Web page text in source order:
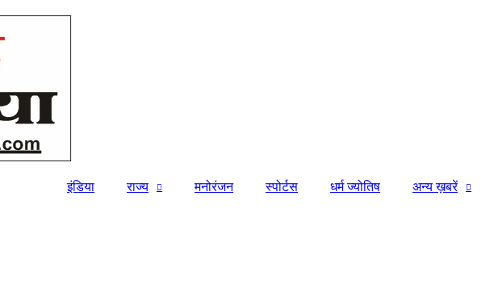
इंडिया राज्य मनोरंजन स्पोर्टस धर्म ज्योतिष अन्य ख़बरें